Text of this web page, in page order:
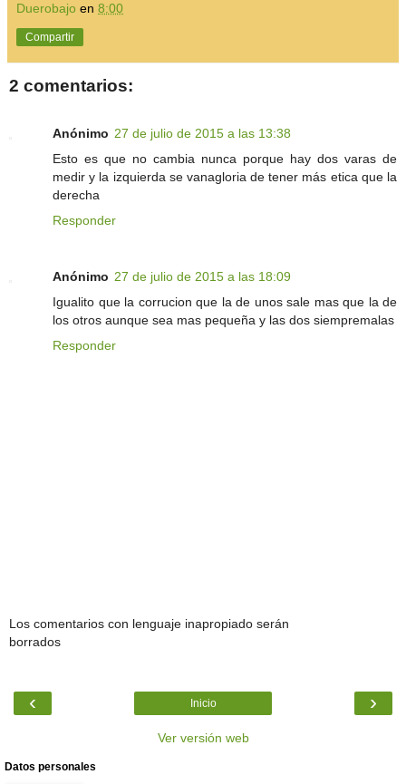
Duerobajo en 8:00
Compartir
2 comentarios:
Anónimo 27 de julio de 2015 a las 13:38
Esto es que no cambia nunca porque hay dos varas de
medir y la izquierda se vanagloria de tener más etica que la
derecha
Responder
Anónimo 27 de julio de 2015 a las 18:09
Igualito que la corrucion que la de unos sale mas que la de
los otros aunque sea mas pequeña y las dos siempremalas
Responder
Los comentarios con lenguaje inapropiado serán
borrados
‹ ›
Inicio
Ver versión web
Datos personales